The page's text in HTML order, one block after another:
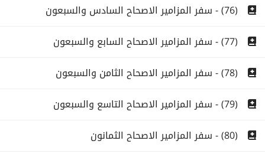
(76) - سفر المزامير الاصحاح السادس والسبعون
(77) - سفر المزامير الاصحاح السابع والسبعون
(78) - سفر المزامير الاصحاح الثامن والسبعون
(79) - سفر المزامير الاصحاح التاسع والسبعون
(80) - سفر المزامير الاصحاح الثمانون